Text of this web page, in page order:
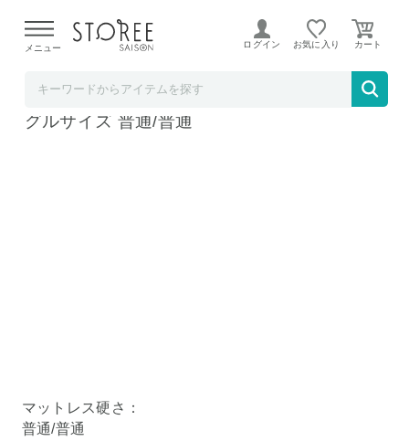
よる配送遅延が発生しております。
メニュー ログイン お気に入り
gugu パーフェクトフィットマットレス シン
グルサイズ 普通/普通
マットレス硬さ：
普通/普通